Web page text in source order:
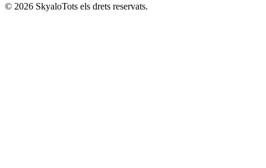
© 2026 SkyaloTots els drets reservats.